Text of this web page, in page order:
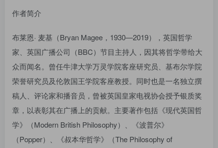
作者简介
布莱恩· 麦基（Bryan Magee，1930—2019），英国哲学
家、英国广播公司（BBC）节目主持人，因其将哲学带给大
众而闻名。曾任牛津大学万灵学院客座研究员、基布尔学院
荣誉研究员及伦敦国王学院客座教授。同时也是一名独立撰
稿人、评论家和播音员，曾被英国皇家电视协会授予银质奖
章，以表彰其在广播上的贡献。主要著作包括《现代英国哲
学》（Modern British Philosophy）、《波普尔》
（Popper）、《叔本华哲学》（The Philosophy of